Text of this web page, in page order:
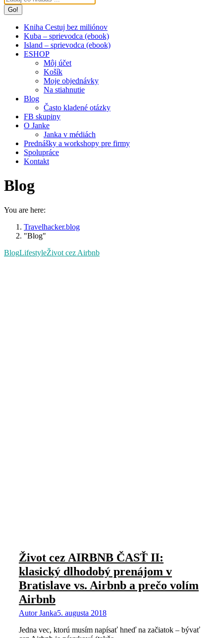
Kniha Cestuj bez miliónov
Kuba – sprievodca (ebook)
Island – sprievodca (ebook)
ESHOP
Môj účet
Košík
Moje objednávky
Na stiahnutie
Blog
Často kladené otázky
FB skupiny
O Janke
Janka v médiách
Prednášky a workshopy pre firmy
Spolupráce
Kontakt
Blog
You are here:
Travelhacker.blog
"Blog"
BlogLifestyleŽivot cez Airbnb
Život cez AIRBNB ČASŤ II:
klasický dlhodobý prenájom v
Bratislave vs. Airbnb a prečo volím
Airbnb
AutorJanka5. augusta 2018
Jedna vec, ktorú musím napísať hneď na začiatok – bývať